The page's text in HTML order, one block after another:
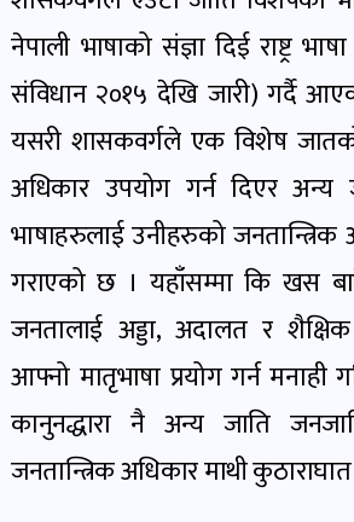
पोष्ट
बिपद-
जोखिम
र
खेलाडी
नेपाली भाषाको संज्ञा दिई राष्ट्र
संविधान २०१५ देखि जारी) गर्दै
यसरी शासकवर्गले एक विशेष
अधिकार उपयोग गर्न दिएर अन्य
भाषाहरुलाई उनीहरुको जनतान्त्रिक
गराएको छ । यहाँसम्मा कि खस
जनतालाई अड्डा, अदालत र
आफ्नो मातृभाषा प्रयोग गर्न मनाही
कानुनद्धारा नै अन्य जाति
जनतान्त्रिक अधिकार माथी